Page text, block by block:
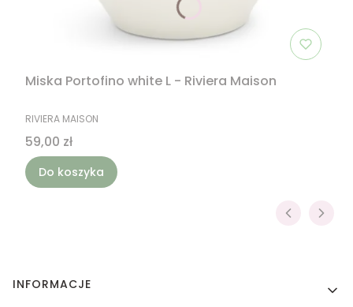
Miska Portofino white L - Riviera Maison
PRODUCENT
RIVIERA MAISON
Cena
59,00 zł
Do koszyka
Linki w stopce
INFORMACJE